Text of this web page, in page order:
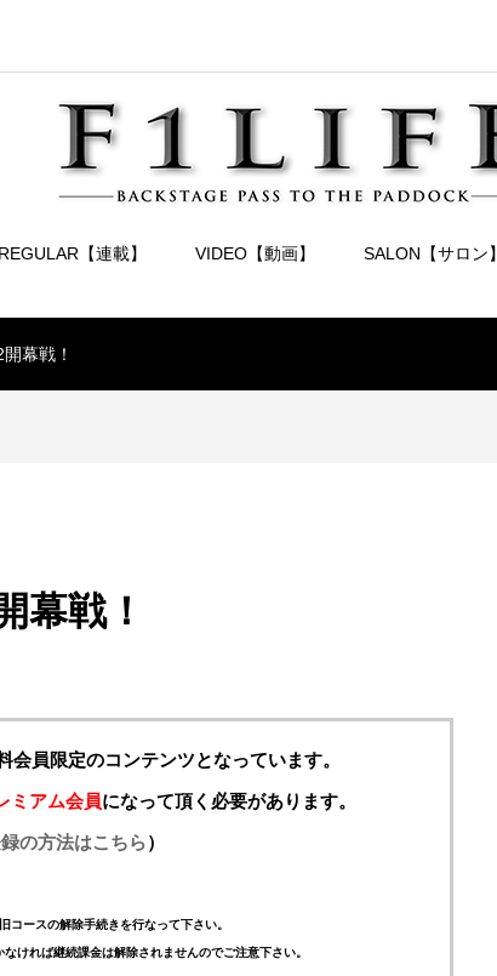
REGULAR【連載】 VIDEO【動画】 SALON【サロン】
幕戦！
幕戦！
会員限定のコンテンツとなっています。
ミアム会員になって頂く必要があります。
の方法はこちら）
コースの解除手続きを行なって下さい。
ければ継続課金は解除されませんのでご注意下さい。
【特別記事】レーシングブルズ、